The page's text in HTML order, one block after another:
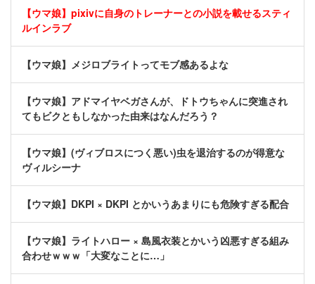
【ウマ娘】pixivに自身のトレーナーとの小説を載せるスティ
ルインラブ
【ウマ娘】メジロブライトってモブ感あるよな
【ウマ娘】アドマイヤベガさんが、ドトウちゃんに突進され
てもビクともしなかった由来はなんだろう？
【ウマ娘】(ヴィブロスにつく悪い)虫を退治するのが得意な
ヴィルシーナ
【ウマ娘】DKPI × DKPI とかいうあまりにも危険すぎる配合
【ウマ娘】ライトハロー × 島風衣装とかいう凶悪すぎる組み
合わせｗｗｗ「大変なことに…」